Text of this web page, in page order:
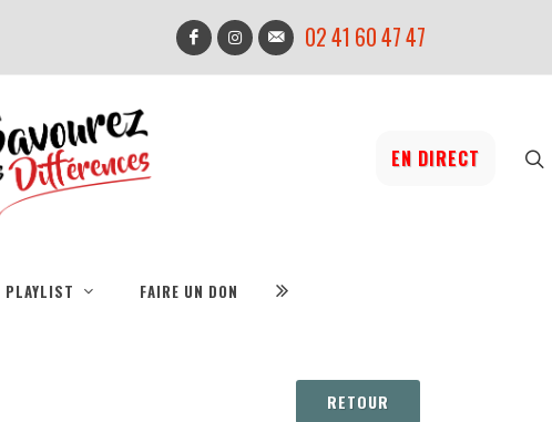
02 41 60 47 47
EN DIRECT
PLAYLIST FAIRE UN DON
RETOUR